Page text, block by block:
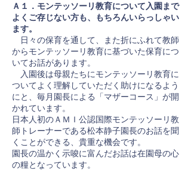
Ａ１．モンテッソーリ教育について入園まで
よくご存じない方も、もちろんいらっしゃい
ます。
日々の保育を通して、また折にふれて教師
からモンテッソーリ教育に基づいた保育につ
いてお話があります。
入園後は母親たちにモンテッソーリ教育に
ついてよく理解していただく助けになるよう
にと、毎月園長による「マザーコース」が開
かれています。
日本人初のＡＭＩ公認国際モンテッソーリ教
師トレーナーである松本静子園長のお話を聞
くことができる、貴重な機会です。
園長の温かく示唆に富んだお話は在園母の心
の糧となっています。